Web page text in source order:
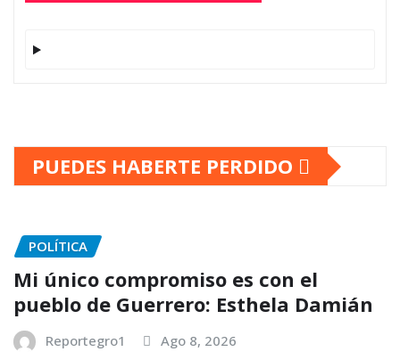
PUEDES HABERTE PERDIDO
POLÍTICA
Mi único compromiso es con el
pueblo de Guerrero: Esthela Damián
Reportegro1 Ago 8, 2026